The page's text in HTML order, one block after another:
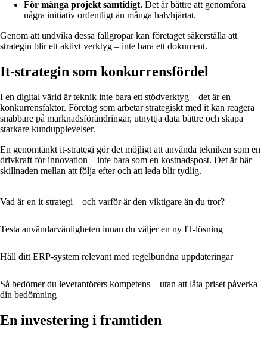
För många projekt samtidigt. Det är bättre att genomföra
några initiativ ordentligt än många halvhjärtat.
Genom att undvika dessa fallgropar kan företaget säkerställa att
strategin blir ett aktivt verktyg – inte bara ett dokument.
It-strategin som konkurrensfördel
I en digital värld är teknik inte bara ett stödverktyg – det är en
konkurrensfaktor. Företag som arbetar strategiskt med it kan reagera
snabbare på marknadsförändringar, utnyttja data bättre och skapa
starkare kundupplevelser.
En genomtänkt it-strategi gör det möjligt att använda tekniken som en
drivkraft för innovation – inte bara som en kostnadspost. Det är här
skillnaden mellan att följa efter och att leda blir tydlig.
Vad är en it-strategi – och varför är den viktigare än du tror?
Testa användarvänligheten innan du väljer en ny IT-lösning
Håll ditt ERP-system relevant med regelbundna uppdateringar
Så bedömer du leverantörers kompetens – utan att låta priset påverka
din bedömning
En investering i framtiden